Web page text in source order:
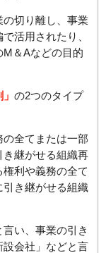
切り離し、事業
活用されたり、
＆Aなどの目的
の2つのタイプ
の全てまたは一部
き継がせる組織再
利や義務の全て
引き継がせる組織
い、事業の引き
会社」などと言